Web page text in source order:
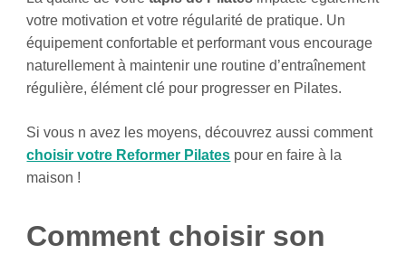
votre motivation et votre régularité de pratique. Un
équipement confortable et performant vous encourage
naturellement à maintenir une routine d’entraînement
régulière, élément clé pour progresser en Pilates.
Si vous n avez les moyens, découvrez aussi comment
choisir votre Reformer Pilates pour en faire à la
maison !
Comment choisir son